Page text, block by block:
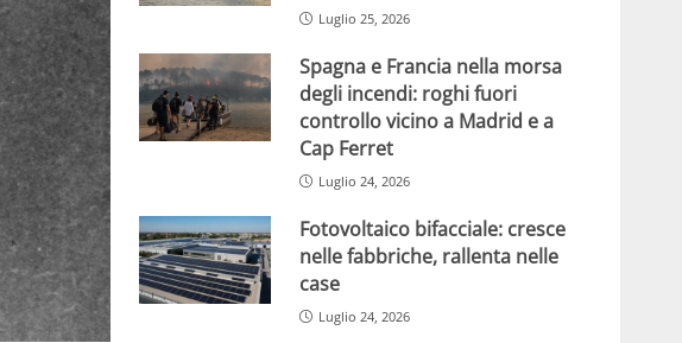
Luglio 25, 2026
Spagna e Francia nella morsa
degli incendi: roghi fuori
controllo vicino a Madrid e a
Cap Ferret
Luglio 24, 2026
Fotovoltaico bifacciale: cresce
nelle fabbriche, rallenta nelle
case
Luglio 24, 2026